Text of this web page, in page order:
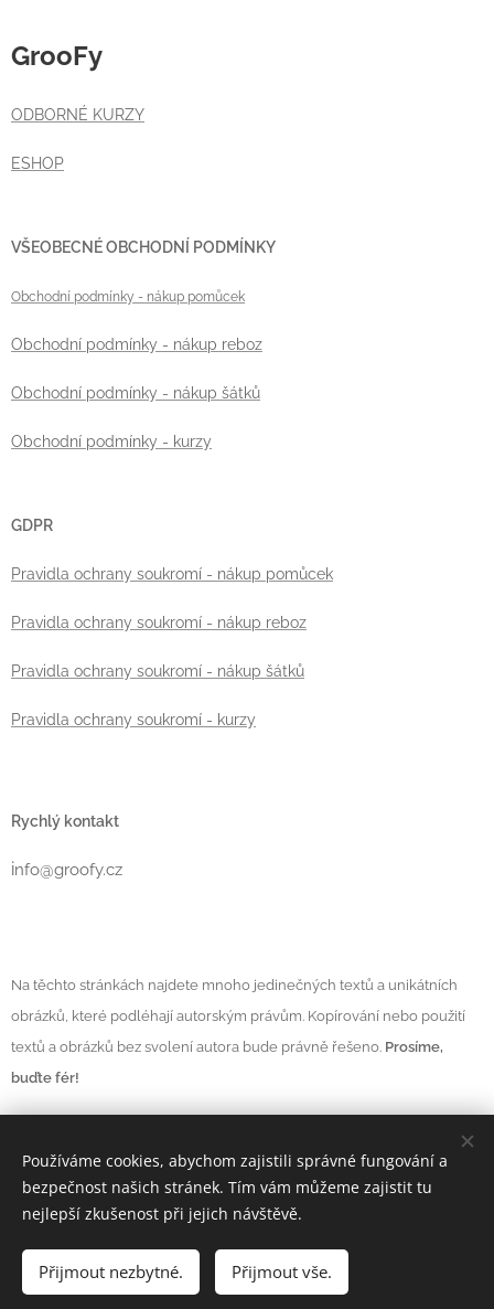
GrooFy
ODBORNÉ KURZY
ESHOP
VŠEOBECNÉ OBCHODNÍ PODMÍNKY
Obchodní podmínky - nákup pomůcek
Obchodní podmínky - nákup reboz
Obchodní podmínky - nákup šátků
Obchodní podmínky - kurzy
GDPR
Pravidla ochrany soukromí - nákup pomůcek
Pravidla ochrany soukromí - nákup reboz
Pravidla ochrany soukromí - nákup šátků
Pravidla ochrany soukromí - kurzy
Rychlý kontakt
info@groofy.cz
Na těchto stránkách najdete mnoho jedinečných textů a unikátních
obrázků, které podléhají autorským právům. Kopírování nebo použití
textů a obrázků bez svolení autora bude právně řešeno. Prosíme,
buďte fér!
Vytvořeno službouWebnode Cookies
Měna
CZK Kč
EUR €
Používáme cookies, abychom zajistili správné fungování a
bezpečnost našich stránek. Tím vám můžeme zajistit tu
nejlepší zkušenost při jejich návštěvě.
Přijmout nezbytné. Přijmout vše.